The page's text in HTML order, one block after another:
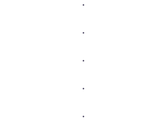
・
・
・
・
・